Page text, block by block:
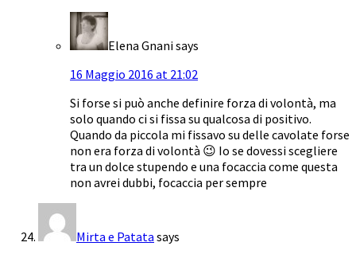
Elena Gnanisays
16 Maggio 2016 at 21:02
Si forse si può anche definire forza di volontà, ma
solo quando ci si fissa su qualcosa di positivo.
Quando da piccola mi fissavo su delle cavolate forse
non era forza di volontà 😉 Io se dovessi scegliere
tra un dolce stupendo e una focaccia come questa
non avrei dubbi, focaccia per sempre
Mirta e Patata says